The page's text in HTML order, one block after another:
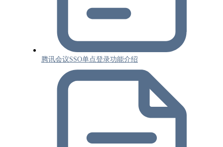
腾讯会议SSO单点登录功能介绍